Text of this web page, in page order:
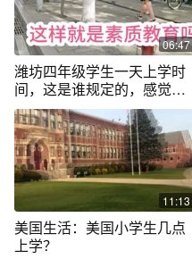
06:47
潍坊四年级学生一天上学时
间，这是谁规定的，感觉浪
费时间生命啊
11:13
美国生活：美国小学生几点
上学？